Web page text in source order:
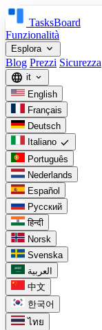
TasksBoard
Funzionalità
Esplora expand_more
Blog Prezzi Sicurezza
language it expand_more
English
Français
Deutsch
Italiano check
Português
Nederlands
Español
Русский
हिन्दी
Norsk
Svenska
العربية
中文
한국어
ไทย